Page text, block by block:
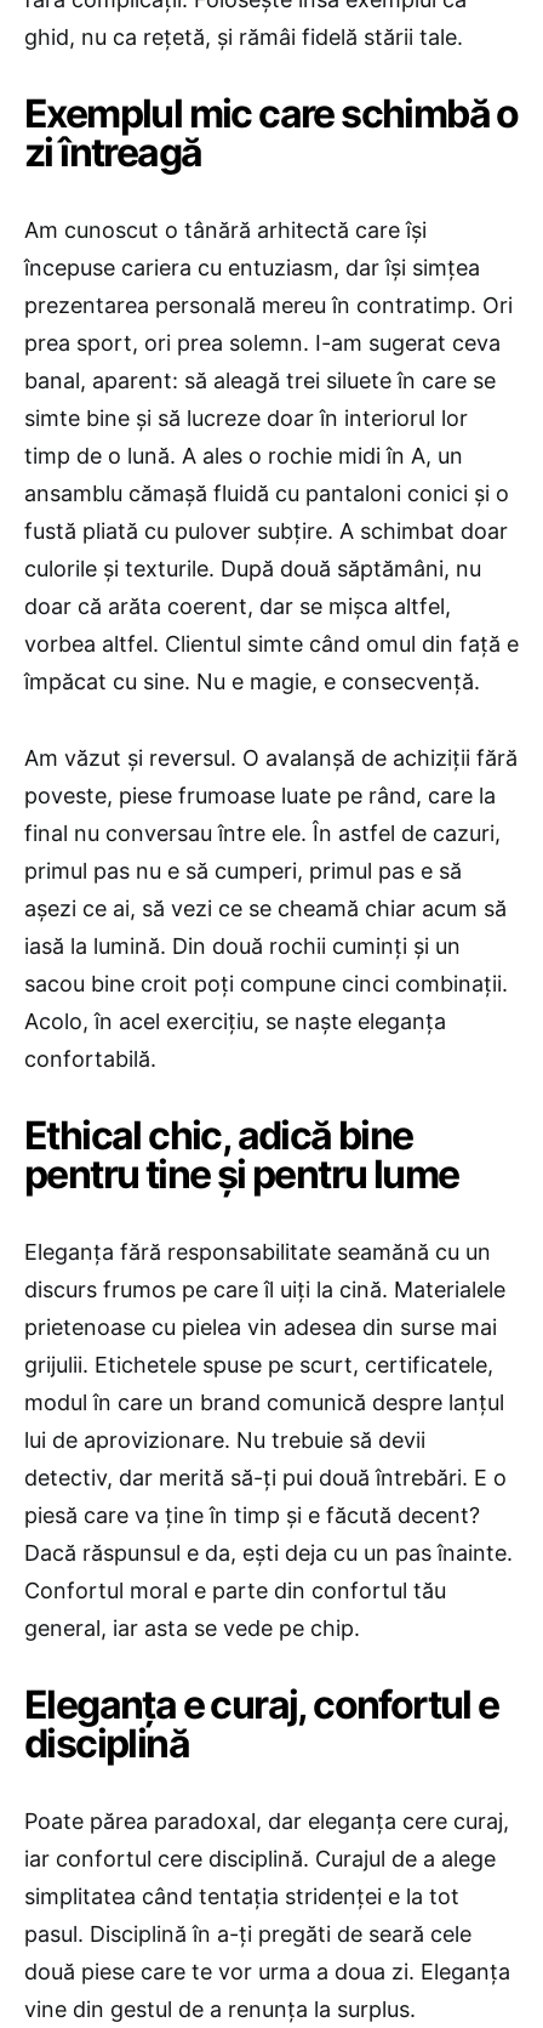
ghid, nu ca rețetă, și rămâi fidelă stării tale.
Exemplul mic care schimbă o
zi întreagă
Am cunoscut o tânără arhitectă care își
începuse cariera cu entuziasm, dar își simțea
prezentarea personală mereu în contratimp. Ori
prea sport, ori prea solemn. I-am sugerat ceva
banal, aparent: să aleagă trei siluete în care se
simte bine și să lucreze doar în interiorul lor
timp de o lună. A ales o rochie midi în A, un
ansamblu cămașă fluidă cu pantaloni conici și o
fustă pliată cu pulover subțire. A schimbat doar
culorile și texturile. După două săptămâni, nu
doar că arăta coerent, dar se mișca altfel,
vorbea altfel. Clientul simte când omul din față e
împăcat cu sine. Nu e magie, e consecvență.
Am văzut și reversul. O avalanșă de achiziții fără
poveste, piese frumoase luate pe rând, care la
final nu conversau între ele. În astfel de cazuri,
primul pas nu e să cumperi, primul pas e să
așezi ce ai, să vezi ce se cheamă chiar acum să
iasă la lumină. Din două rochii cuminți și un
sacou bine croit poți compune cinci combinații.
Acolo, în acel exercițiu, se naște eleganța
confortabilă.
Ethical chic, adică bine
pentru tine și pentru lume
Eleganța fără responsabilitate seamănă cu un
discurs frumos pe care îl uiți la cină. Materialele
prietenoase cu pielea vin adesea din surse mai
grijulii. Etichetele spuse pe scurt, certificatele,
modul în care un brand comunică despre lanțul
lui de aprovizionare. Nu trebuie să devii
detectiv, dar merită să-ți pui două întrebări. E o
piesă care va ține în timp și e făcută decent?
Dacă răspunsul e da, ești deja cu un pas înainte.
Confortul moral e parte din confortul tău
general, iar asta se vede pe chip.
Eleganța e curaj, confortul e
disciplină
Poate părea paradoxal, dar eleganța cere curaj,
iar confortul cere disciplină. Curajul de a alege
simplitatea când tentația stridenței e la tot
pasul. Disciplină în a-ți pregăti de seară cele
două piese care te vor urma a doua zi. Eleganța
vine din gestul de a renunța la surplus.